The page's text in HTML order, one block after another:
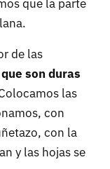
que la parte
de las
son duras
las
con
con la
y las hojas se